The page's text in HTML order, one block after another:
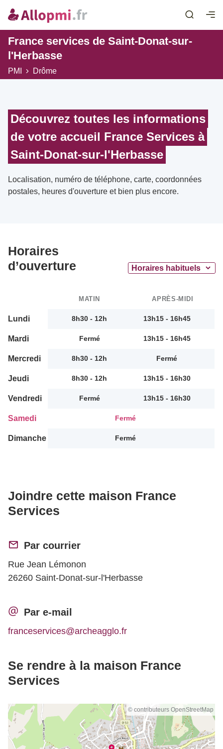
France services de Saint-Donat-sur-
l'Herbasse
PMI Drôme
Découvrez toutes les informations
de votre accueil France Services à
Saint-Donat-sur-l'Herbasse
Localisation, numéro de téléphone, carte, coordonnées
postales, heures d'ouverture et bien plus encore.
Horaires
d’ouverture
MATIN APRÈS-MIDI
Lundi 8h30 - 12h 13h15 - 16h45
Mardi Fermé 13h15 - 16h45
Mercredi 8h30 - 12h Fermé
Jeudi 8h30 - 12h 13h15 - 16h30
Vendredi Fermé 13h15 - 16h30
Samedi Fermé
Dimanche Fermé
Joindre cette maison France
Services
Par courrier
Rue Jean Lémonon
26260 Saint-Donat-sur-l'Herbasse
Par e-mail
franceservices@archeagglo.fr
Se rendre à la maison France
Services
© contributeurs OpenStreetMap